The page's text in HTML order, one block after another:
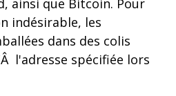
ainsi que Bitcoin. Pour
indésirable, les
dans des colis
l'adresse spécifiée lors